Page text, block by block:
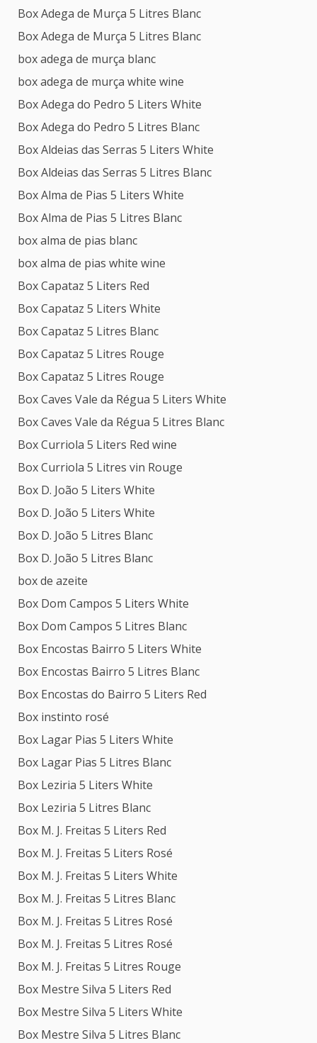
Box Adega de Murça 5 Litres Blanc
Box Adega de Murça 5 Litres Blanc
box adega de murça blanc
box adega de murça white wine
Box Adega do Pedro 5 Liters White
Box Adega do Pedro 5 Litres Blanc
Box Aldeias das Serras 5 Liters White
Box Aldeias das Serras 5 Litres Blanc
Box Alma de Pias 5 Liters White
Box Alma de Pias 5 Litres Blanc
box alma de pias blanc
box alma de pias white wine
Box Capataz 5 Liters Red
Box Capataz 5 Liters White
Box Capataz 5 Litres Blanc
Box Capataz 5 Litres Rouge
Box Capataz 5 Litres Rouge
Box Caves Vale da Régua 5 Liters White
Box Caves Vale da Régua 5 Litres Blanc
Box Curriola 5 Liters Red wine
Box Curriola 5 Litres vin Rouge
Box D. João 5 Liters White
Box D. João 5 Liters White
Box D. João 5 Litres Blanc
Box D. João 5 Litres Blanc
box de azeite
Box Dom Campos 5 Liters White
Box Dom Campos 5 Litres Blanc
Box Encostas Bairro 5 Liters White
Box Encostas Bairro 5 Litres Blanc
Box Encostas do Bairro 5 Liters Red
Box instinto rosé
Box Lagar Pias 5 Liters White
Box Lagar Pias 5 Litres Blanc
Box Leziria 5 Liters White
Box Leziria 5 Litres Blanc
Box M. J. Freitas 5 Liters Red
Box M. J. Freitas 5 Liters Rosé
Box M. J. Freitas 5 Liters White
Box M. J. Freitas 5 Litres Blanc
Box M. J. Freitas 5 Litres Rosé
Box M. J. Freitas 5 Litres Rosé
Box M. J. Freitas 5 Litres Rouge
Box Mestre Silva 5 Liters Red
Box Mestre Silva 5 Liters White
Box Mestre Silva 5 Litres Blanc